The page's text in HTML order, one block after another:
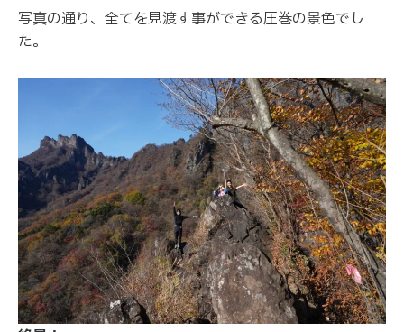
写真の通り、全てを見渡す事ができる圧巻の景色でし
た。